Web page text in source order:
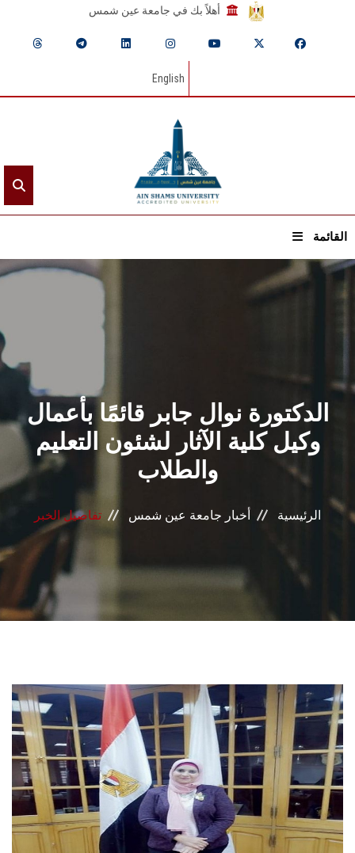
أهلاً بك في جامعة عين شمس
English
القائمة
الرئيسيـة
القطاعـات
الشئون الأكاديمية
البحث العلمي
المراكز والوحدات
الأنظمة الذكية
الطلاب
هيئة التدريس
الدراسات العليا
الخريجين
الدكتورة نوال جابر قائمًا بأعمال
وكيل كلية الآثار لشئون التعليم
والطلاب
الرئيسية أخبار جامعة عين شمس تفاصيل الخبر